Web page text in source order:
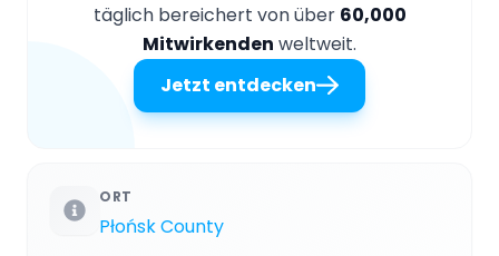
täglich bereichert von über 60,000
Mitwirkenden weltweit.
Jetzt entdecken
ORT
Płońsk County